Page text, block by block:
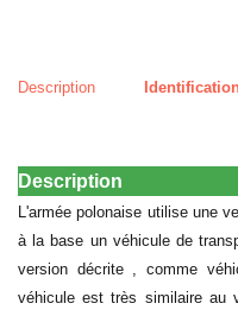
Description
Description
L'armée polonaise utilise une
à la base un véhicule de
version décrite , comme
véhicule est très similaire au